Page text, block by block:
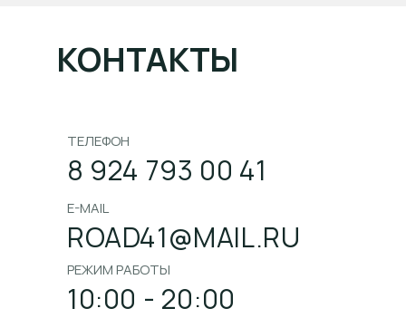
8 924 793 00 41
ТЕЛЕФОН
10:00 - 20:00
РЕЖИМ РАБОТЫ
КОНТАКТЫ
ROAD41@MAIL.RU
E-MAIL